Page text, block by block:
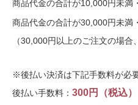
商品代金の合計が10,000円未満
商品代金の合計が30,000円未満
（30,000円以上のご注文の場合
※後払い決済は下記手数料が必
後払い手数料： 300円（税込）